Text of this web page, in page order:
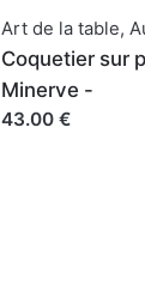
Art de la table,
Coquetier sur
Minerve -
43.00 €